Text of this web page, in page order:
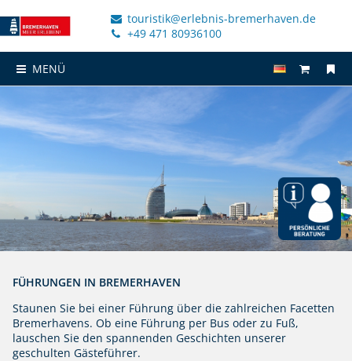
touristik@erlebnis-bremerhaven.de
+49 471 80936100
MENÜ
FÜHRUNGEN IN BREMERHAVEN
Staunen Sie bei einer Führung über die zahlreichen Facetten
Bremerhavens. Ob eine Führung per Bus oder zu Fuß,
lauschen Sie den spannenden Geschichten unserer
geschulten Gästeführer.